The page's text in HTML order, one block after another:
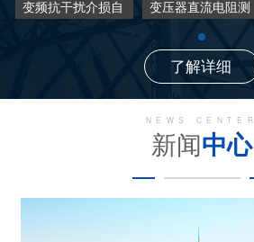
变频抗干扰介损自
变压器直流电阻测
了解详细
NEWS CENTER
新闻中心